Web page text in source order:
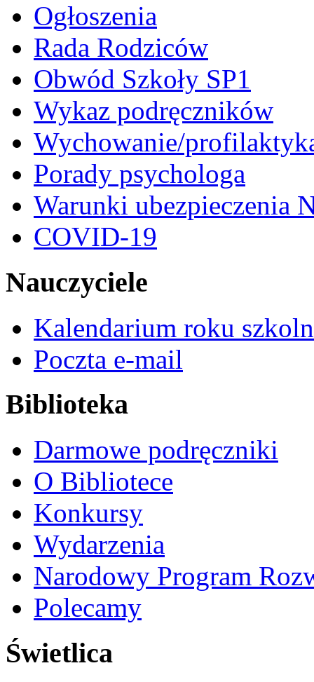
Ogłoszenia
Rada Rodziców
Obwód Szkoły SP1
Wykaz podręczników
Wychowanie/
Porady psychologa
Warunki ubezpieczenia
COVID-19
Nauczyciele
Kalendarium roku
Poczta e-mail
Biblioteka
Darmowe podręczniki
O Bibliotece
Konkursy
Wydarzenia
Narodowy Program
Polecamy
Świetlica